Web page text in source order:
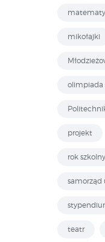
mikołajki
olimpiada
projekt
rok szkolny
samorząd
teatr